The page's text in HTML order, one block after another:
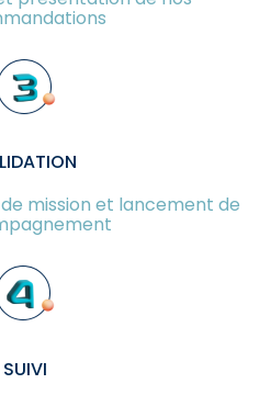
mission et lancement de
SUIVI